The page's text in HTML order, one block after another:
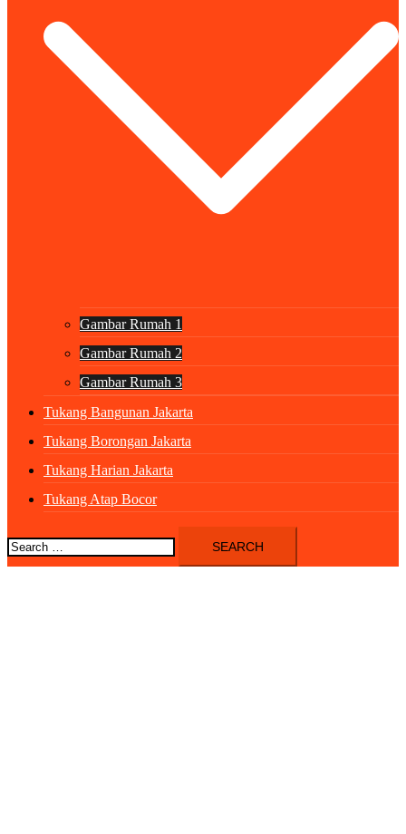
Gambar Rumah 1
Gambar Rumah 2
Gambar Rumah 3
Tukang Bangunan Jakarta
Tukang Borongan Jakarta
Tukang Harian Jakarta
Tukang Atap Bocor
Search
for: